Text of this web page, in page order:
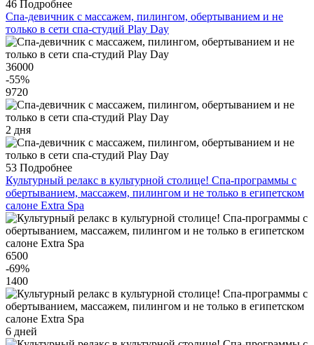
46 Подробнее
Спа-девичник c массажем, пилингом, обертыванием и не
только в сети спа-студий Play Day
36000
-55%
9720
2 дня
53 Подробнее
Культурный релакс в культурной столице! Спа-программы с
обертыванием, массажем, пилингом и не только в египетском
салоне Extra Spa
6500
-69%
1400
6 дней